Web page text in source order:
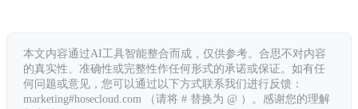
本文内容通过AI工具智能整合而成，仅供参考。合思不对内容
的真实性、准确性或完整性作任何形式的承诺或保证。如有任
何问题或意见，您可以通过以下方式联系我们进行反馈：
marketing#hosecloud.com （请将 # 替换为 @ ）。感谢您的理解